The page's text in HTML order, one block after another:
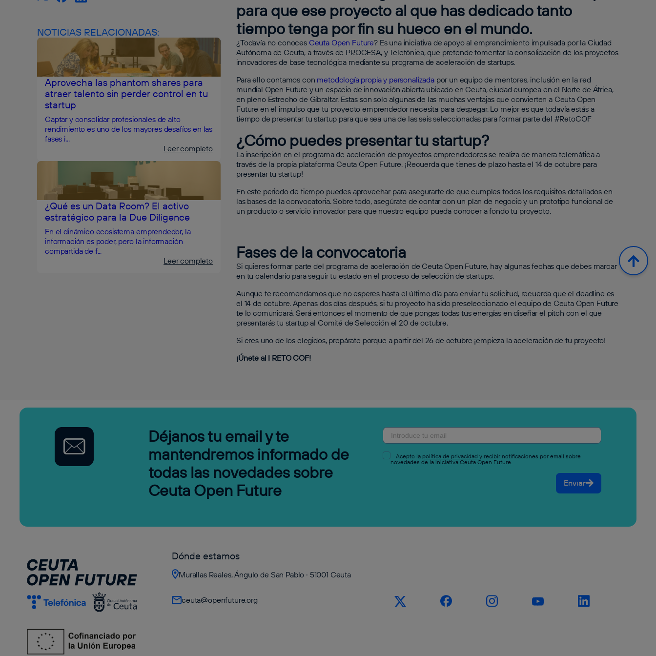
para que ese proyecto al que has dedicado tanto
tiempo tenga por fin su hueco en el mundo.
¿Todavía no conoces Ceuta Open Future? Es una iniciativa de apoyo al emprendimiento impulsada por la Ciudad
Autónoma de Ceuta, a través de PROCESA, y Telefónica, que pretende fomentar la consolidación de los proyectos
innovadores de base tecnológica mediante su programa de aceleración de startups.
Para ello contamos con metodología propia y personalizadapor un equipo de mentores, inclusión en la red
mundial Open Future y un espacio de innovación abierta ubicado en Ceuta, ciudad europea en el Norte de África,
en pleno Estrecho de Gibraltar. Estas son solo algunas de las muchas ventajas que convierten a Ceuta Open
Future en el impulso que tu proyecto emprendedor necesita para despegar. Lo mejor es que todavía estás a
tiempo de presentar tu startup para que sea una de las seis seleccionadas para formar parte del #RetoCOF
¿Cómo puedes presentar tu startup?
La inscripción en el programa de aceleración de proyectos emprendedores se realiza de manera telemática a
través de la propia plataforma Ceuta Open Future. ¡Recuerda que tienes de plazo hasta el 14 de octubre para
presentar tu startup!
En este periodo de tiempo puedes aprovechar para asegurarte de que cumples todos los requisitos detallados en
las bases de la convocatoria. Sobre todo, asegúrate de contar con un plan de negocio y un prototipo funcional de
un producto o servicio innovador para que nuestro equipo pueda conocer a fondo tu proyecto.
Fases de la convocatoria
Si quieres formar parte del programa de aceleración de Ceuta Open Future, hay algunas fechas que debes marcar
en tu calendario para seguir tu estado en el proceso de selección de startups.
Aunque te recomendamos que no esperes hasta el último día para enviar tu solicitud, recuerda que el deadline es
el 14 de octubre. Apenas dos días después, si tu proyecto ha sido preseleccionado el equipo de Ceuta Open Future
te lo comunicará. Será entonces el momento de que pongas todas tus energías en diseñar el pitch con el que
presentarás tu startup al Comité de Selección el 20 de octubre.
Si eres uno de los elegidos, prepárate porque a partir del 26 de octubre ¡empieza la aceleración de tu proyecto!
¡Únete al I RETO COF!
NOTICIAS RELACIONADAS:
Aprovecha las phantom shares para
atraer talento sin perder control en tu
startup
Captar y consolidar profesionales de alto
rendimiento es uno de los mayores desafíos en las
fases i...
Leer completo
¿Qué es un Data Room? El activo
estratégico para la Due Diligence
En el dinámico ecosistema emprendedor, la
información es poder, pero la información
compartida de f...
Leer completo
Déjanos tu email y te
mantendremos informado de
todas las novedades sobre
Ceuta Open Future
Acepto la política de privacidad y recibir notificaciones por email sobre
novedades de la iniciativa Ceuta Open Future.
Enviar
Dónde estamos
Murallas Reales, Ángulo de San Pablo · 51001 Ceuta
ceuta@openfuture.org